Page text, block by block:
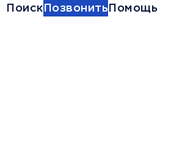
ПоискПозвонитьПомощь